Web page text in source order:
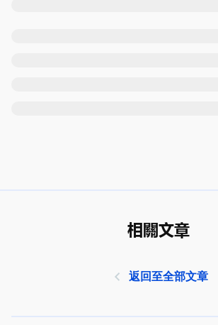
相關文章
返回至全部文章